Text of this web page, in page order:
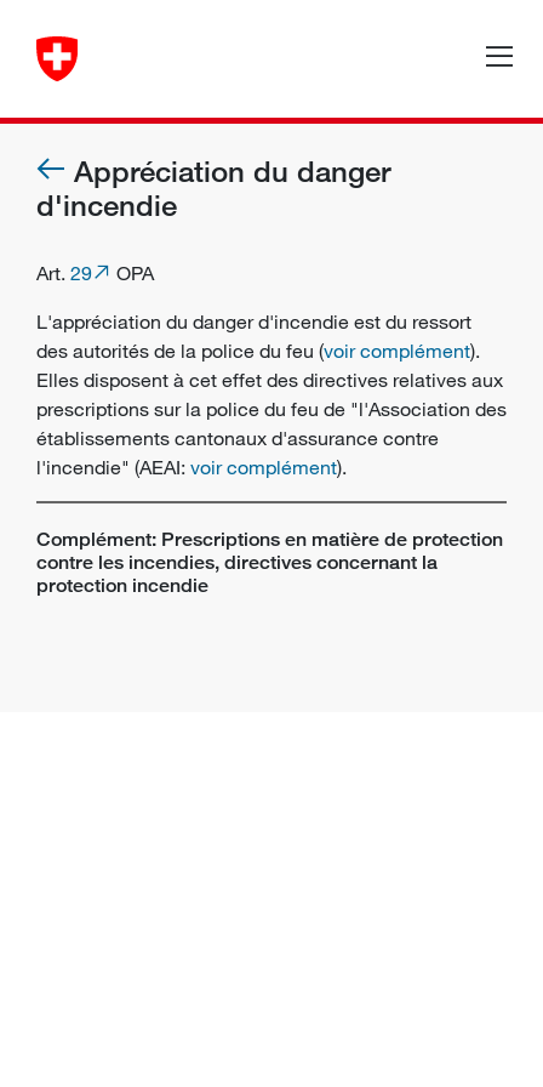
Appréciation du danger
d'incendie
Art. 29
OPA
L'appréciation du danger d'incendie est du ressort
des autorités de la police du feu (voir complément).
Elles disposent à cet effet des directives relatives aux
prescriptions sur la police du feu de "l'Association des
établissements cantonaux d'assurance contre
l'incendie" (AEAI: voir complément).
Complément: Prescriptions en matière de protection
contre les incendies, directives concernant la
protection incendie